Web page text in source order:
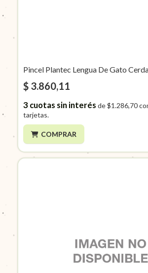
Pincel Plantec Lengua De Gato
$ 3.860,11
3cuotas sin interés de$1.286,70
tarjetas.
COMPRAR